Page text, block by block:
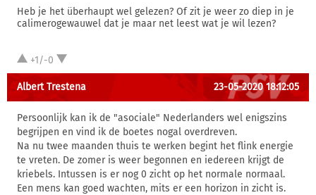
Heb je het überhaupt wel gelezen? Of zit je weer zo diep in je
calimerogewauwel dat je maar net leest wat je wil lezen?
+1/-0
Albert Trestena 23-05-2020 18:12:05
Persoonlijk kan ik de "asociale" Nederlanders wel enigszins
begrijpen en vind ik de boetes nogal overdreven.
Na nu twee maanden thuis te werken begint het flink energie
te vreten. De zomer is weer begonnen en iedereen krijgt de
kriebels. Intussen is er nog 0 zicht op het normale normaal.
Een mens kan goed wachten, mits er een horizon in zicht is.